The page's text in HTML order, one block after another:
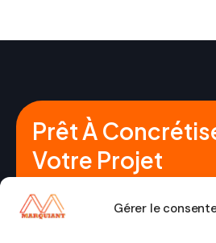
Gérer le
Prêt À
Votre Projet
Immobilier ?